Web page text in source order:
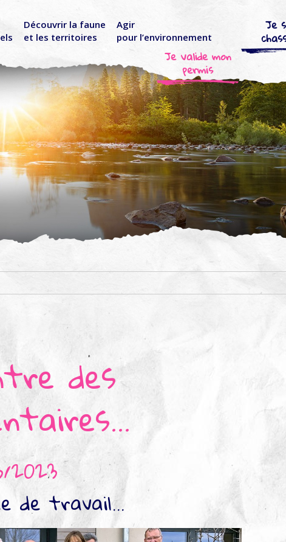
Découvrir la faune
et les territoires
Agir
pour l’environnement
Je
Je valide mon
permis
des
2023
de travail...